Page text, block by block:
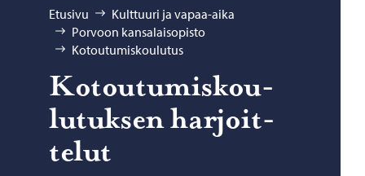
Selaa:
Etusivu
Kulttuuri ja vapaa-aika
Porvoon kansalaisopisto
Kotoutumiskoulutus
Ko­tou­tu­mis­kou­
lu­tuk­sen har­joit­
te­lut